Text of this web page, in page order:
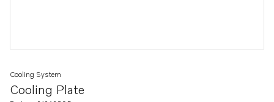
Cooling Plate
Cooling System